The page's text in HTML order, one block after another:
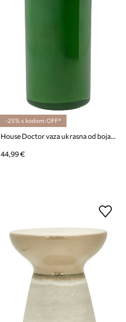
-25% s kodom: OFF*
House Doctor vaza ukrasna od bojanog stakla 23 cm
44,99 €